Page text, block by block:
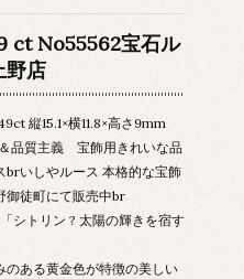
ct No55562宝石ル
野店
縦15.1×横11.8×高さ9mm
品質主義 宝飾用きれいな品
brいしやルース 本格的な宝飾
御徒町にて販売中br
シトリン ? 太陽の輝きを宿す
のある黄金色が特徴の美しい